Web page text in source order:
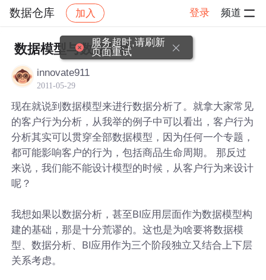
数据仓库 加入 登录 频道
社区 数据仓库 帖子详情
数据模型与数据分析
innovate911
2011-05-29
现在就说到数据模型来进行数据分析了。就拿大家常见
的客户行为分析，从我举的例子中可以看出，客户行为
分析其实可以贯穿全部数据模型，因为任何一个专题，
都可能影响客户的行为，包括商品生命周期。 那反过
来说，我们能不能设计模型的时候，从客户行为来设计
呢？
我想如果以数据分析，甚至BI应用层面作为数据模型构
建的基础，那是十分荒谬的。这也是为啥要将数据模
型、数据分析、BI应用作为三个阶段独立又结合上下层
关系考虑。
服务超时,请刷新
页面重试